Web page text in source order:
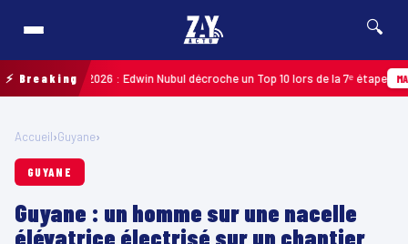
🔍
⚡ Breaking2026 : Edwin Nubul décroche un Top 10 lors de la 7ᵉ étape
Accueil›Guyane›
GUYANE
Guyane : un homme sur une nacelle
élévatrice électrisé sur un chantier